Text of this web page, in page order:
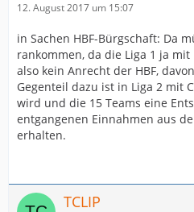
12. August 2017 um 15:07
in Sachen HBF-Bürgschaft: Da
rankommen, da die Liga 1 ja
also kein Anrecht der HBF,
Gegenteil dazu ist in Liga 2 mit
wird und die 15 Teams eine
entgangenen Einnahmen aus
erhalten.
TCLIP